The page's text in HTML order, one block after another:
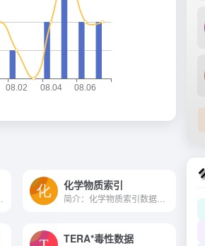
化学物质索引
TERA*毒性数据